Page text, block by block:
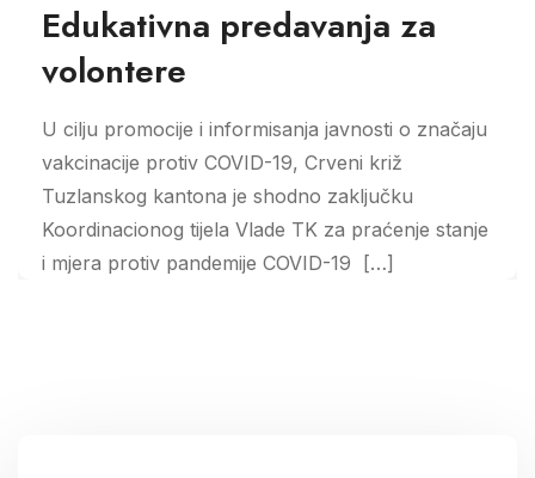
Edukativna predavanja za
volontere
U cilju promocije i informisanja javnosti o značaju
vakcinacije protiv COVID-19, Crveni križ
Tuzlanskog kantona je shodno zaključku
Koordinacionog tijela Vlade TK za praćenje stanje
i mjera protiv pandemije COVID-19 […]